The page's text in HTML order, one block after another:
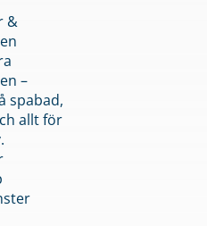
&
–
spabad,
allt för